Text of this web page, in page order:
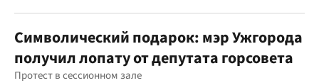
Символический подарок: мэр Ужгорода
получил лопату от депутата горсовета
Протест в сессионном зале